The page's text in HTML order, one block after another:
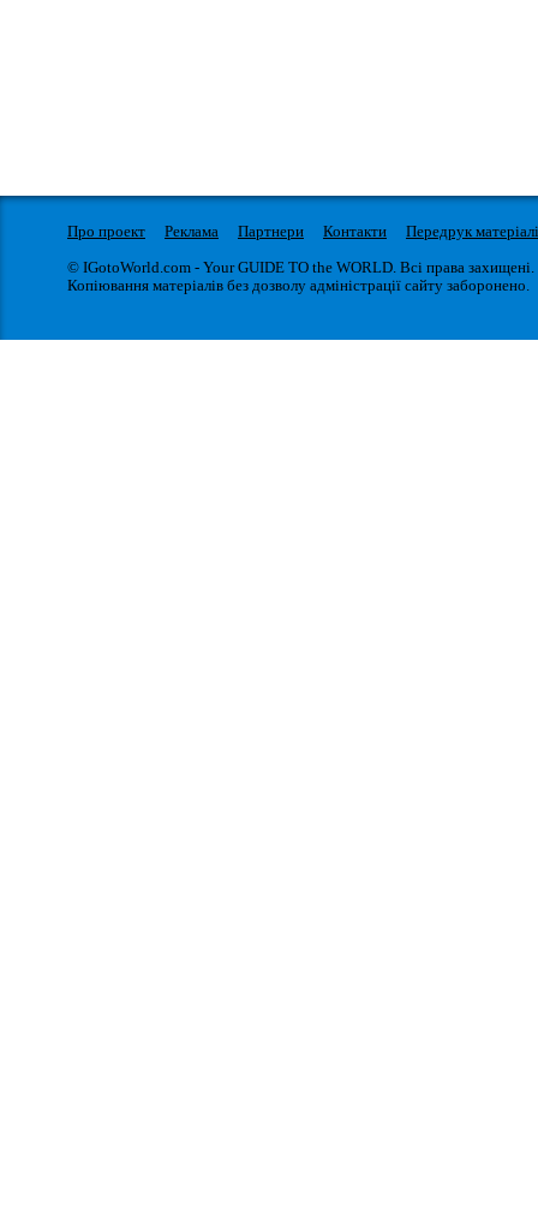
Про проект Реклама Партнери Контакти
Передрук
© IGotoWorld.com - Your GUIDE TO the WORLD. Всі права захищені.
Копіювання матеріалів без дозволу адміністрації сайту заборонено.